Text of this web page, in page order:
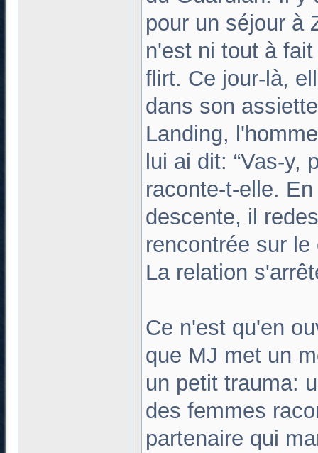
pour un séjour à
n'est ni tout à
flirt. Ce jour-là,
dans son
Landing,
lui ai dit: “Vas-y,
raconte-t-elle.
descente, il
rencontrée sur
La relation
Ce n'est qu'en
que MJ met un
un petit trauma:
des femmes
partenaire qui